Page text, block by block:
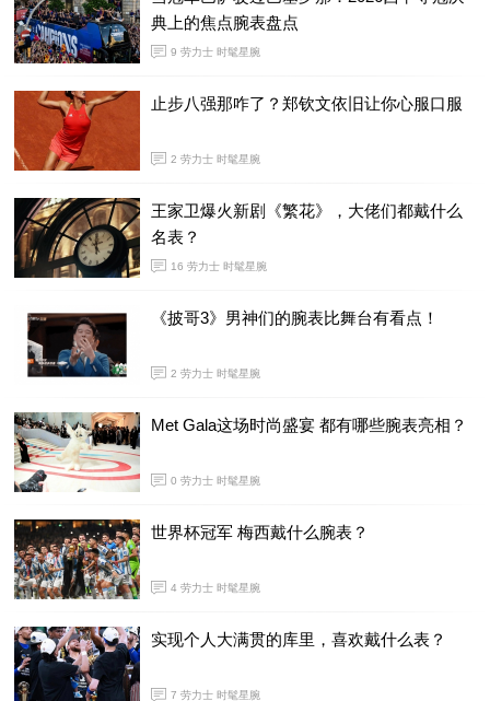
典上的焦点腕表盘点
9 劳力士 时髦星腕
止步八强那咋了？郑钦文依旧让你心服口服
2 劳力士 时髦星腕
王家卫爆火新剧《繁花》，大佬们都戴什么
名表？
16 劳力士 时髦星腕
《披哥3》男神们的腕表比舞台有看点！
2 劳力士 时髦星腕
Met Gala这场时尚盛宴 都有哪些腕表亮相？
0 劳力士 时髦星腕
世界杯冠军 梅西戴什么腕表？
4 劳力士 时髦星腕
实现个人大满贯的库里，喜欢戴什么表？
7 劳力士 时髦星腕